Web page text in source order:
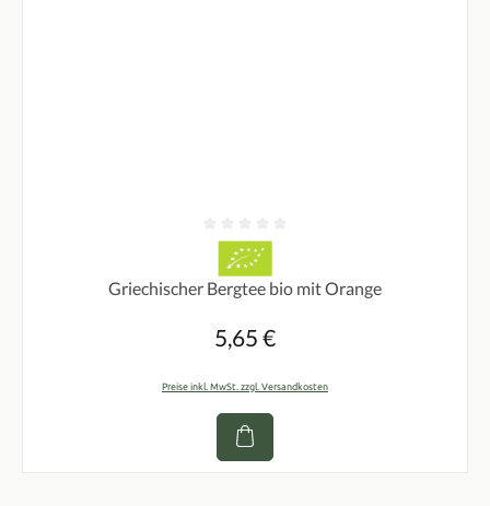
Durchschnittliche Bewertung von 0 von 5 Sternen
Griechischer Bergtee bio mit Orange
Regulärer Preis:
5,65 €
Preise inkl. MwSt. zzgl. Versandkosten